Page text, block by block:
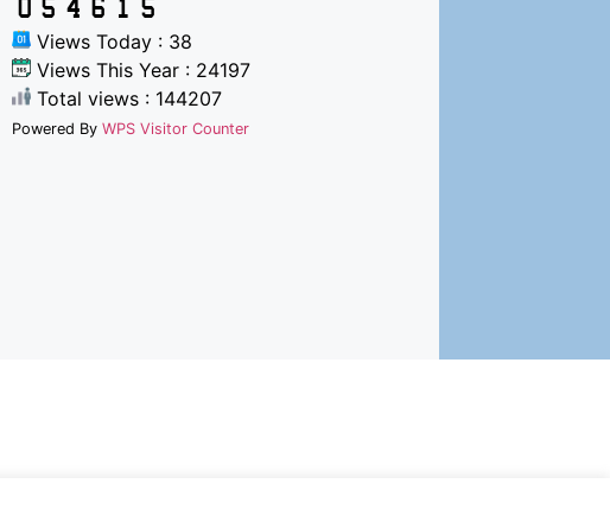
Views Today : 38
Views This Year : 24197
Total views : 144207
Powered By WPS Visitor Counter